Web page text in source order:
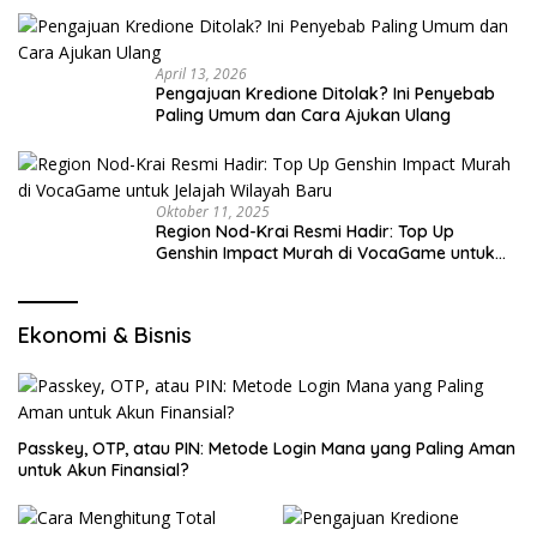
April 13, 2026
Pengajuan Kredione Ditolak? Ini Penyebab
Paling Umum dan Cara Ajukan Ulang
Oktober 11, 2025
Region Nod-Krai Resmi Hadir: Top Up
Genshin Impact Murah di VocaGame untuk
Ekonomi & Bisnis
Passkey, OTP, atau PIN: Metode Login Mana yang Paling Aman
untuk Akun Finansial?